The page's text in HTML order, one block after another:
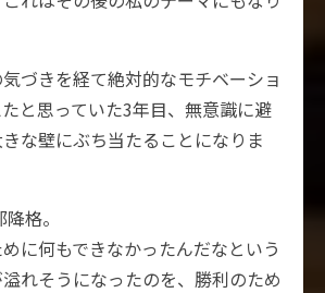
づきを経て絶対的なモチベーショ
と思っていた3年目、無意識に避
な壁にぶち当たることになりま
格。
に何もできなかったんだなという
れそうになったのを、勝利のため